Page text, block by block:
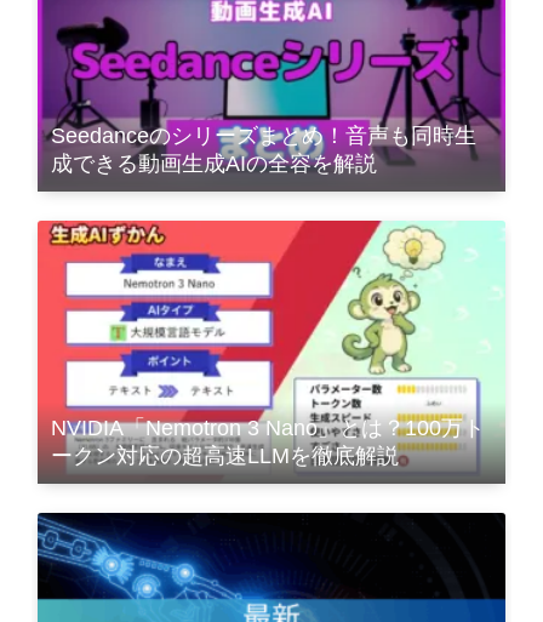
Seedanceのシリーズまとめ！音声も同時生
成できる動画生成AIの全容を解説
NVIDIA「Nemotron 3 Nano」とは？100万ト
ークン対応の超高速LLMを徹底解説